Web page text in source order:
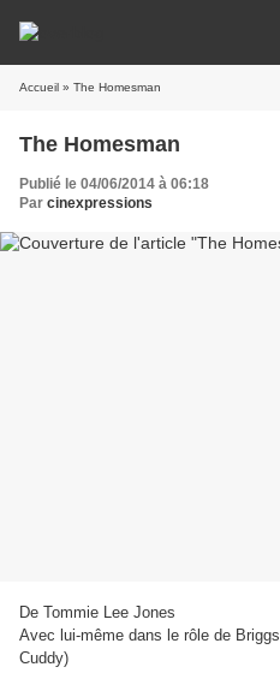
Accueil » The Homesman
The Homesman
Publié le 04/06/2014 à 06:18
Par cinexpressions
De Tommie Lee Jones
Avec lui-même dans le rôle de
Cuddy)